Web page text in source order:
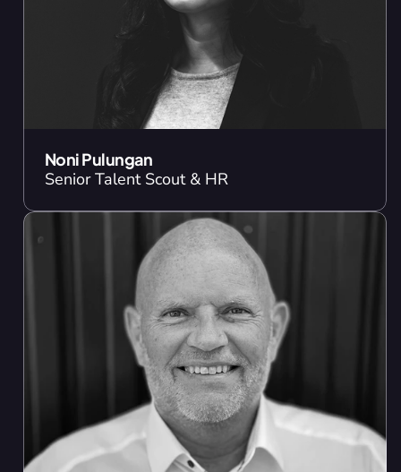
Noni Pulungan
Senior Talent Scout & HR